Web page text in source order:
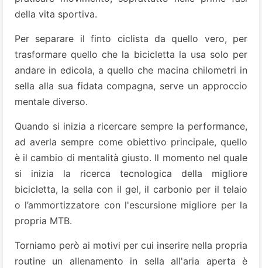
della vita sportiva.
Per separare il finto ciclista da quello vero, per
trasformare quello che la bicicletta la usa solo per
andare in edicola, a quello che macina chilometri in
sella alla sua fidata compagna, serve un approccio
mentale diverso.
Quando si inizia a ricercare sempre la performance,
ad averla sempre come obiettivo principale, quello
è il cambio di mentalità giusto. Il momento nel quale
si inizia la ricerca tecnologica della migliore
bicicletta, la sella con il gel, il carbonio per il telaio
o l’ammortizzatore con l'escursione migliore per la
propria MTB.
Torniamo però ai motivi per cui inserire nella propria
routine un allenamento in sella all'aria aperta è